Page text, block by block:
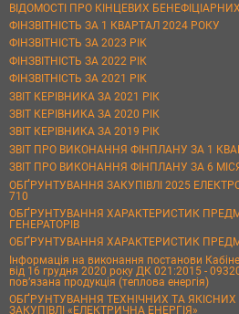
ВІДОМОСТІ ПРО КІНЦЕВИХ
ФІНЗВІТНІСТЬ ЗА 1 КВАРТАЛ 2024 РОКУ
ФІНЗВІТНІСТЬ ЗА 2023 РІК
ФІНЗВІТНІСТЬ ЗА 2022 РІК
ФІНЗВІТНІСТЬ ЗА 2021 РІК
ЗВІТ КЕРІВНИКА ЗА 2021 РІК
ЗВІТ КЕРІВНИКА ЗА 2020 РІК
ЗВІТ КЕРІВНИКА ЗА 2019 РІК
ЗВІТ ПРО ВИКОНАННЯ ФІНПЛАНУ ЗА 1
ЗВІТ ПРО ВИКОНАННЯ ФІНПЛАНУ ЗА 6
ОБҐРУНТУВАННЯ ЗАКУПІВЛІ 2025
710
ОБҐРУНТУВАННЯ ХАРАКТЕРИСТИК
ГЕНЕРАТОРІВ
ОБҐРУНТУВАННЯ ХАРАКТЕРИСТИК
Інформація на виконання постанови
від 16 грудня 2020 року ДК 021:2015 -
пов’язана продукція (теплова енергія)
ОБҐРУНТУВАННЯ ТЕХНІЧНИХ ТА
ЗАКУПІВЛІ «ЕЛЕКТРИЧНА ЕНЕРГІЯ»